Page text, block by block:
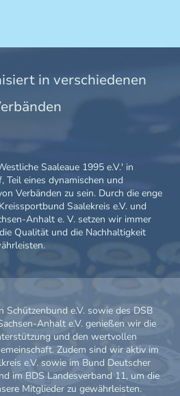
in verschiedenen
Saaleaue 1995 e.V.' in
eines dynamischen und
Verbänden zu sein. Durch die enge
Saalekreis e.V. und
Anhalt e. V. setzen wir immer
Qualität und die Nachhaltigkeit
e.V. sowie des DSB
Anhalt e.V. genießen wir die
und den wertvollen
Zudem sind wir aktiv im
e.V. sowie im Bund Deutscher
im BDS Landesverband 11, um die
Mitglieder zu gewährleisten.